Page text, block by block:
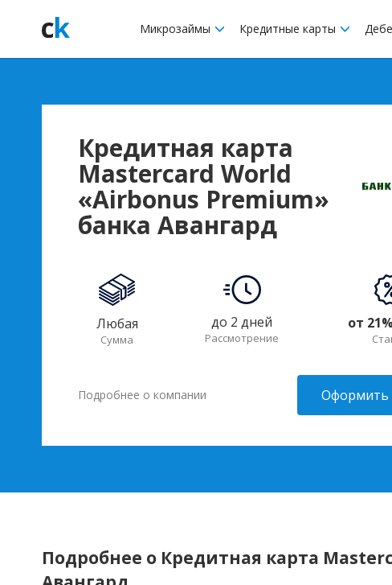
Микрозаймы Кредитные карты
Кредитная карта
Masterсard World
«Airbonus Premium»
банка Авангард
Любая
Сумма
до 2 дней
Рассмотрение
от
Подробнее о компании Оформить
Подробнее о Кредитная карта